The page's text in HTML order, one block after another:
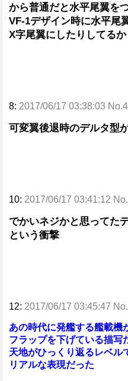
から普通だと水平尾翼を
VF-1デザイン時に水平尾
X字尾翼にしたりしてる
8: 2017/06/17 03:38:03
可変翼後退時のデルタ型
10: 2017/06/17 03:41:12
でかいネジかと思ってた
という衝撃
12: 2017/06/17 03:45:47
あの時代に発艦する艦載機
フラップを下げている描写
天地がひっくり返るレベル
リアルな表現だった